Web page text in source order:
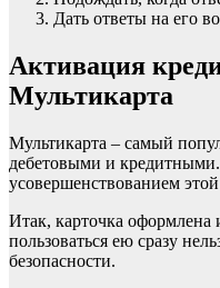
Дать ответы на его
Активация
Мультикарта
Мультикарта – самый
дебетовыми и
усовершенствованием
Итак, карточка
пользоваться ею сразу
безопасности.